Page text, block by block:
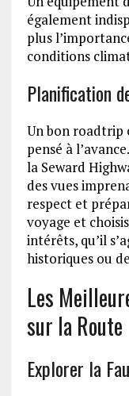
également
plus
conditions
Planification
Un bon roadtrip
pensé à
la Seward
des vues
respect et
voyage et
intérêts, qu’il
historiques ou
Les
sur la Route
Explorer la